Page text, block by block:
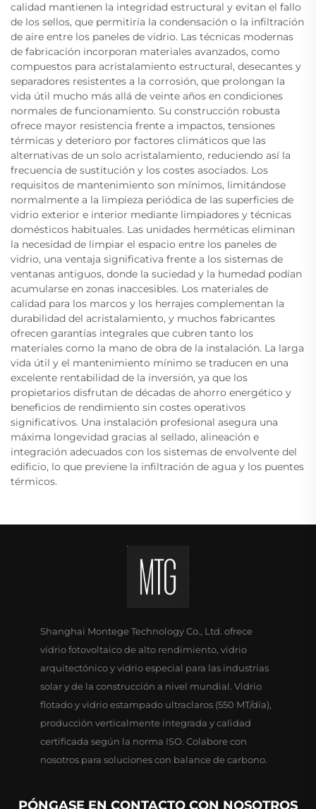
calidad mantienen la integridad estructural y evitan el fallo
de los sellos, que permitiría la condensación o la infiltración
de aire entre los paneles de vidrio. Las técnicas modernas
de fabricación incorporan materiales avanzados, como
compuestos para acristalamiento estructural, desecantes y
separadores resistentes a la corrosión, que prolongan la
vida útil mucho más allá de veinte años en condiciones
normales de funcionamiento. Su construcción robusta
ofrece mayor resistencia frente a impactos, tensiones
térmicas y deterioro por factores climáticos que las
alternativas de un solo acristalamiento, reduciendo así la
frecuencia de sustitución y los costes asociados. Los
requisitos de mantenimiento son mínimos, limitándose
normalmente a la limpieza periódica de las superficies de
vidrio exterior e interior mediante limpiadores y técnicas
domésticos habituales. Las unidades herméticas eliminan
la necesidad de limpiar el espacio entre los paneles de
vidrio, una ventaja significativa frente a los sistemas de
ventanas antiguos, donde la suciedad y la humedad podían
acumularse en zonas inaccesibles. Los materiales de
calidad para los marcos y los herrajes complementan la
durabilidad del acristalamiento, y muchos fabricantes
ofrecen garantías integrales que cubren tanto los
materiales como la mano de obra de la instalación. La larga
vida útil y el mantenimiento mínimo se traducen en una
excelente rentabilidad de la inversión, ya que los
propietarios disfrutan de décadas de ahorro energético y
beneficios de rendimiento sin costes operativos
significativos. Una instalación profesional asegura una
máxima longevidad gracias al sellado, alineación e
integración adecuados con los sistemas de envolvente del
edificio, lo que previene la infiltración de agua y los puentes
térmicos.
Shanghai Montege Technology Co., Ltd. ofrece
vidrio fotovoltaico de alto rendimiento, vidrio
arquitectónico y vidrio especial para las industrias
solar y de la construcción a nivel mundial. Vidrio
flotado y vidrio estampado ultraclaros (550 MT/día),
producción verticalmente integrada y calidad
certificada según la norma ISO. Colabore con
nosotros para soluciones con balance de carbono.
PÓNGASE EN CONTACTO CON NOSOTROS